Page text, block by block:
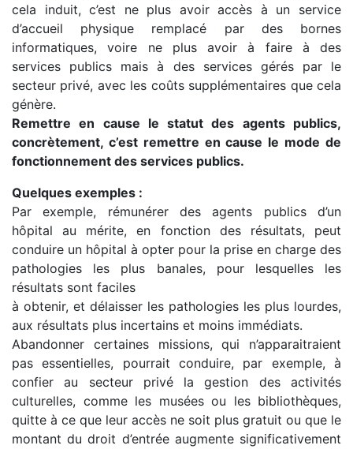
cela induit, c’est ne plus avoir accès à un service
d’accueil physique remplacé par des bornes
informatiques, voire ne plus avoir à faire à des
services publics mais à des services gérés par le
secteur privé, avec les coûts supplémentaires que cela
génère.
Remettre en cause le statut des agents publics,
concrètement, c’est remettre en cause le mode de
fonctionnement des services publics.
Quelques exemples :
Par exemple, rémunérer des agents publics d’un
hôpital au mérite, en fonction des résultats, peut
conduire un hôpital à opter pour la prise en charge des
pathologies les plus banales, pour lesquelles les
résultats sont faciles
à obtenir, et délaisser les pathologies les plus lourdes,
aux résultats plus incertains et moins immédiats.
Abandonner certaines missions, qui n’apparaitraient
pas essentielles, pourrait conduire, par exemple, à
confier au secteur privé la gestion des activités
culturelles, comme les musées ou les bibliothèques,
quitte à ce que leur accès ne soit plus gratuit ou que le
montant du droit d’entrée augmente significativement